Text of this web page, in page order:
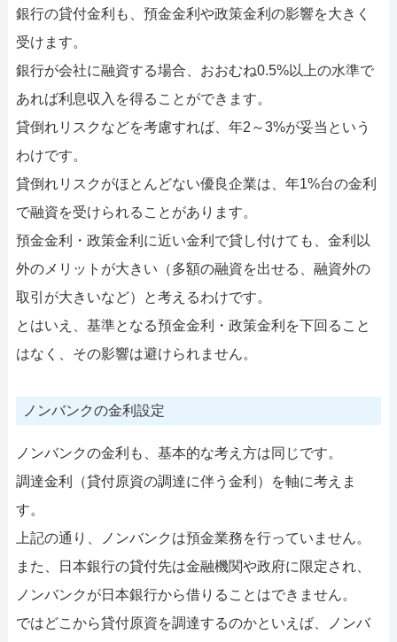
銀行の貸付金利も、預金金利や政策金利の影響を大きく
受けます。
銀行が会社に融資する場合、おおむね0.5%以上の水準で
あれば利息収入を得ることができます。
貸倒れリスクなどを考慮すれば、年2～3%が妥当という
わけです。
貸倒れリスクがほとんどない優良企業は、年1%台の金利
で融資を受けられることがあります。
預金金利・政策金利に近い金利で貸し付けても、金利以
外のメリットが大きい（多額の融資を出せる、融資外の
取引が大きいなど）と考えるわけです。
とはいえ、基準となる預金金利・政策金利を下回ること
はなく、その影響は避けられません。
ノンバンクの金利設定
ノンバンクの金利も、基本的な考え方は同じです。
調達金利（貸付原資の調達に伴う金利）を軸に考えま
す。
上記の通り、ノンバンクは預金業務を行っていません。
また、日本銀行の貸付先は金融機関や政府に限定され、
ノンバンクが日本銀行から借りることはできません。
ではどこから貸付原資を調達するのかといえば、ノンバ